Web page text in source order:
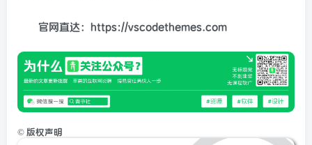
官网直达：https://vscodethemes.com
© 版权声明